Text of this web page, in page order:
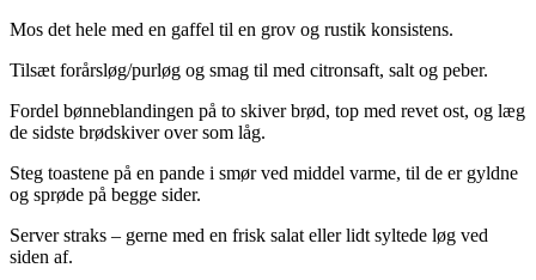
Mos det hele med en gaffel til en grov og rustik konsistens.
Tilsæt forårsløg/purløg og smag til med citronsaft, salt og peber.
Fordel bønneblandingen på to skiver brød, top med revet ost, og læg
de sidste brødskiver over som låg.
Steg toastene på en pande i smør ved middel varme, til de er gyldne
og sprøde på begge sider.
Server straks – gerne med en frisk salat eller lidt syltede løg ved
siden af.